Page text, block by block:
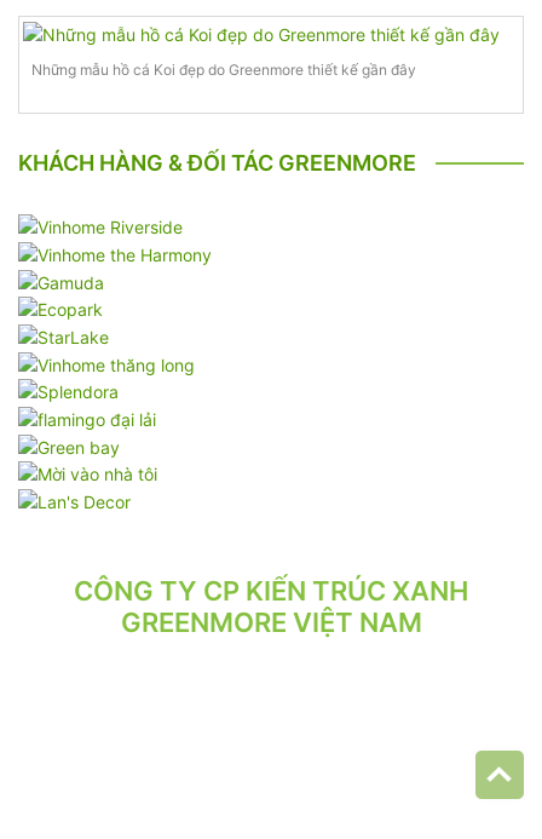
Những mẫu hồ cá Koi đẹp do Greenmore thiết kế gần đây
KHÁCH HÀNG & ĐỐI TÁC GREENMORE
CÔNG TY CP KIẾN TRÚC XANH
GREENMORE VIỆT NAM